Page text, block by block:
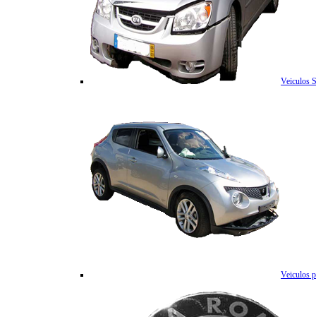
Veiculos
Veiculos